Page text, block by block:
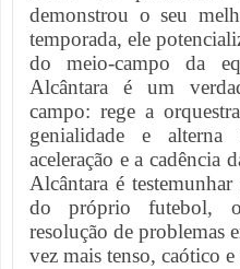
demonstrou o seu
temporada, ele
do meio-campo da
Alcântara é um
campo: rege a
genialidade e
aceleração e a cadência
Alcântara é
do próprio futebol,
resolução de problemas
vez mais tenso, caótico e